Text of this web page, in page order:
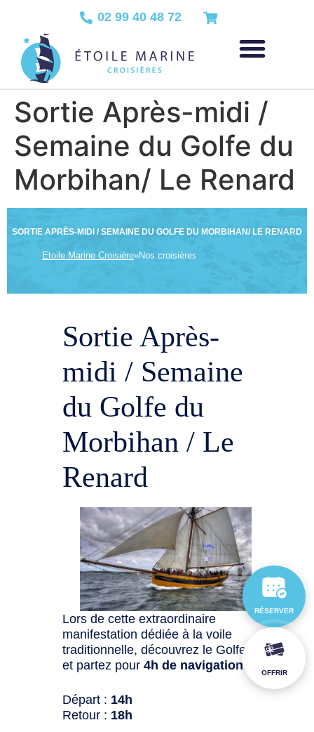
02 99 40 48 72
Sortie Après-midi /
Semaine du Golfe du
Morbihan/ Le Renard
SORTIE APRÈS-MIDI / SEMAINE DU GOLFE DU MORBIHAN/ LE RENARD
Etoile Marine Croisière»Nos croisières
Sortie Après-
midi / Semaine
du Golfe du
Morbihan / Le
Renard
Lors de cette extraordinaire
manifestation dédiée à la voile
traditionnelle, découvrez le Golfe
et partez pour4h de navigation:
Départ : 14h
Retour : 18h
RÉSERVER
OFFRIR